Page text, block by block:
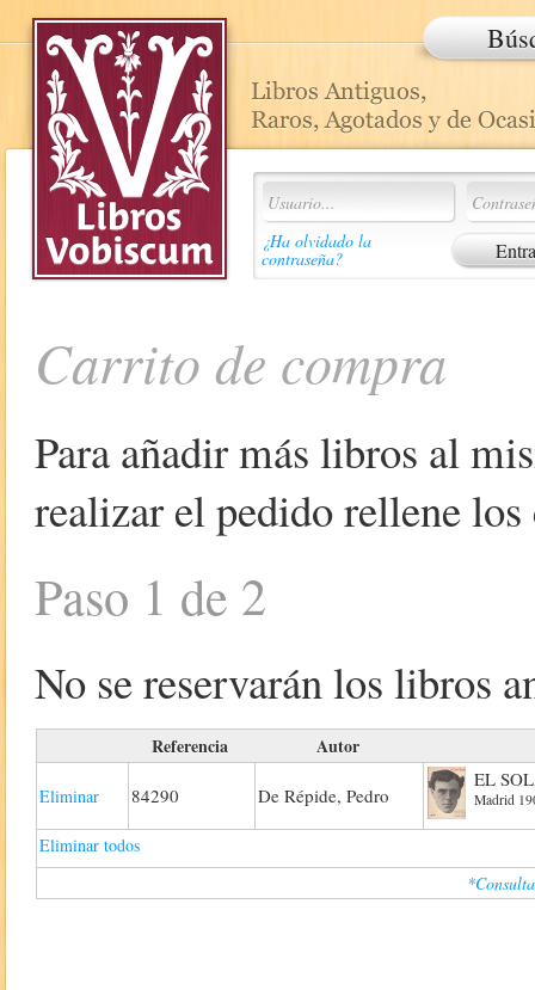
¿Ha olvidado la
contraseña?
Carrito de compra
Para añadir más libros al
realizar el pedido rellene
Paso 1 de 2
No se reservarán los libros
Referencia Autor
Eliminar 84290 De Répide, Pedro
EL
Madrid
Eliminar todos